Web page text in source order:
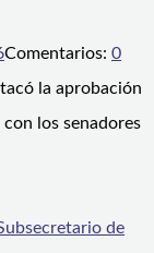
Comentarios: 0
la aprobación
los senadores